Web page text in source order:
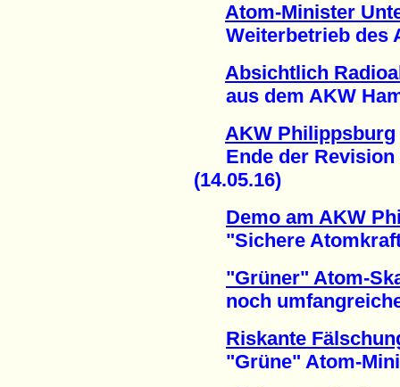
Atom-Minister
Weiterbetrieb des
Absichtlich
aus dem AKW
AKW Philippsburg
Ende der Revision
(14.05.16)
Demo am AKW
"Sichere
"Grüner" Atom-
noch
Riskante
"Grüne" Atom-